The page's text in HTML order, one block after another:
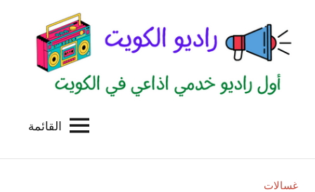
المحتوى
الكويت
للاعلانات
القائمة
غسالات